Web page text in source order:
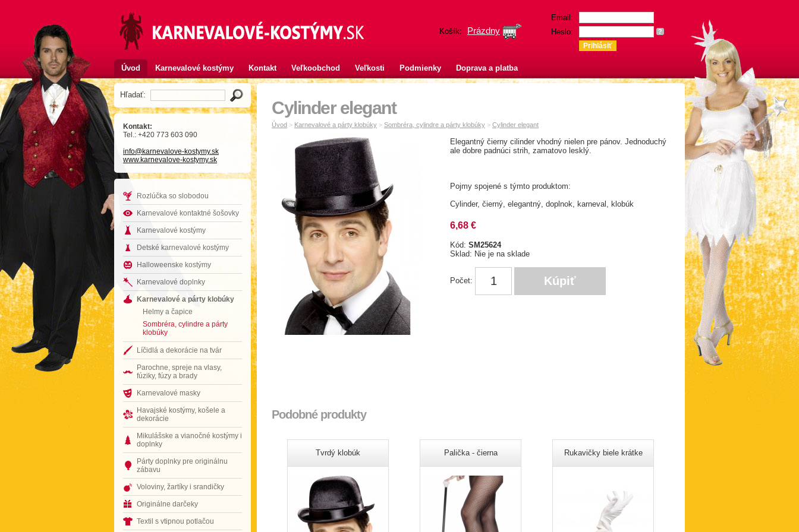
Email:
Heslo:
?
Košík: Prázdny
Úvod Karnevalové kostýmy Kontakt Veľkoobchod Veľkosti Podmienky Doprava a platba
Hľadať:
Kontakt:
Tel.: +420 773 603 090
info@karnevalove-kostymy.sk
www.karnevalove-kostymy.sk
Rozlúčka so slobodou
Karnevalové kontaktné šošovky
Karnevalové kostýmy
Detské karnevalové kostýmy
Halloweenske kostýmy
Karnevalové doplnky
Karnevalové a párty klobúky
Helmy a čapice
Sombréra, cylindre a párty
klobúky
Líčidlá a dekorácie na tvár
Parochne, spreje na vlasy,
fúziky, fúzy a brady
Karnevalové masky
Havajské kostýmy, košele a
dekorácie
Mikulášske a vianočné kostýmy i
doplnky
Párty doplnky pre originálnu
zábavu
Voloviny, žartíky i srandičky
Originálne darčeky
Textil s vtipnou potlačou
Cylinder elegant
Úvod > Karnevalové a párty klobúky > Sombréra, cylindre a párty klobúky > Cylinder elegant
Elegantný čierny cilinder vhodný nielen pre pánov. Jednoduchý
ale dobre padnúci strih, zamatovo lesklý.
Pojmy spojené s týmto produktom:
Cylinder, čierný, elegantný, doplnok, karneval, klobúk
6,68 €
Kód: SM25624
Sklad: Nie je na sklade
Počet:
Podobné produkty
Tvrdý klobúk Palička - čierna Rukavičky biele krátke